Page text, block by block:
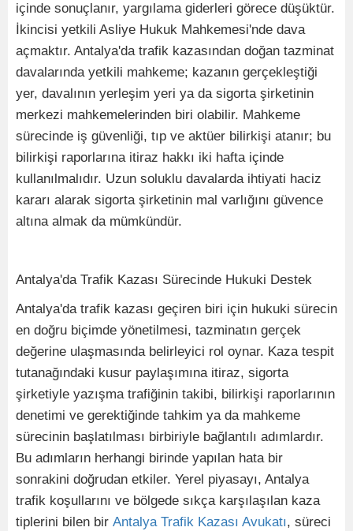
içinde sonuçlanır, yargılama giderleri görece düşüktür.
İkincisi yetkili Asliye Hukuk Mahkemesi'nde dava
açmaktır. Antalya'da trafik kazasından doğan tazminat
davalarında yetkili mahkeme; kazanın gerçekleştiği
yer, davalının yerleşim yeri ya da sigorta şirketinin
merkezi mahkemelerinden biri olabilir. Mahkeme
sürecinde iş güvenliği, tıp ve aktüer bilirkişi atanır; bu
bilirkişi raporlarına itiraz hakkı iki hafta içinde
kullanılmalıdır. Uzun soluklu davalarda ihtiyati haciz
kararı alarak sigorta şirketinin mal varlığını güvence
altına almak da mümkündür.
Antalya'da Trafik Kazası Sürecinde Hukuki Destek
Antalya'da trafik kazası geçiren biri için hukuki sürecin
en doğru biçimde yönetilmesi, tazminatın gerçek
değerine ulaşmasında belirleyici rol oynar. Kaza tespit
tutanağındaki kusur paylaşımına itiraz, sigorta
şirketiyle yazışma trafiğinin takibi, bilirkişi raporlarının
denetimi ve gerektiğinde tahkim ya da mahkeme
sürecinin başlatılması birbiriyle bağlantılı adımlardır.
Bu adımların herhangi birinde yapılan hata bir
sonrakini doğrudan etkiler. Yerel piyasayı, Antalya
trafik koşullarını ve bölgede sıkça karşılaşılan kaza
tiplerini bilen bir Antalya Trafik Kazası Avukatı, süreci